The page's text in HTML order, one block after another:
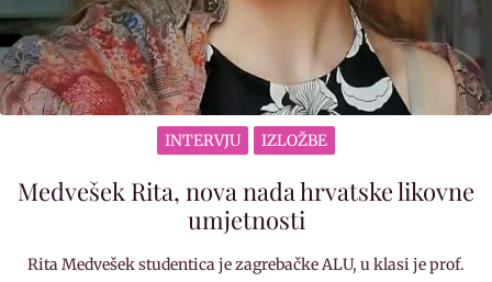
INTERVJU IZLOŽBE
Medvešek Rita, nova nada hrvatske likovne
umjetnosti
Rita Medvešek studentica je zagrebačke ALU, u klasi je prof.